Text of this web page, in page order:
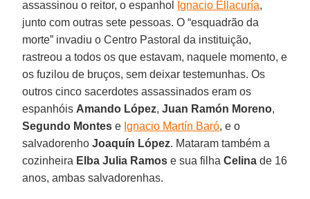
assassinou o reitor, o espanhol
Ignacio Ellacuría,
junto com outras sete pessoas. O “esquadrão da
morte” invadiu o Centro Pastoral da instituição,
rastreou a todos os que estavam, naquele momento, e
os fuzilou de bruços, sem deixar testemunhas. Os
outros cinco sacerdotes assassinados eram os
espanhóis Amando López,Juan Ramón Moreno,
Segundo Montes e Ignacio Martín Baró, e o
salvadorenhoJoaquín López. Mataram também a
cozinheira Elba Julia Ramos e sua filhaCelina de 16
anos, ambas salvadorenhas.